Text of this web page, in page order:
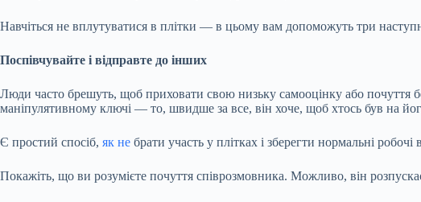
Навчіться не вплутуватися в плітки — в цьому вам допоможуть три
Поспівчувайте і відправте до інших
Люди часто брешуть, щоб приховати свою низьку самооцінку або почуття
маніпулятивному ключі — то, швидше за все, він хоче, щоб хтось був на
Є простий спосіб, як не брати участь у плітках і зберегти нормальні
Покажіть, що ви розумієте почуття співрозмовника. Можливо, він